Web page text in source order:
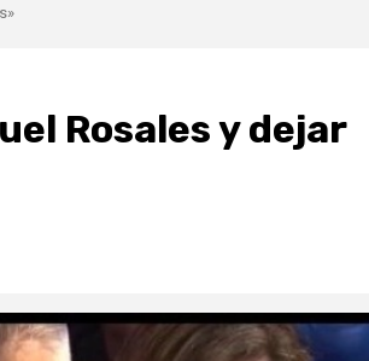
Rosales y dejar